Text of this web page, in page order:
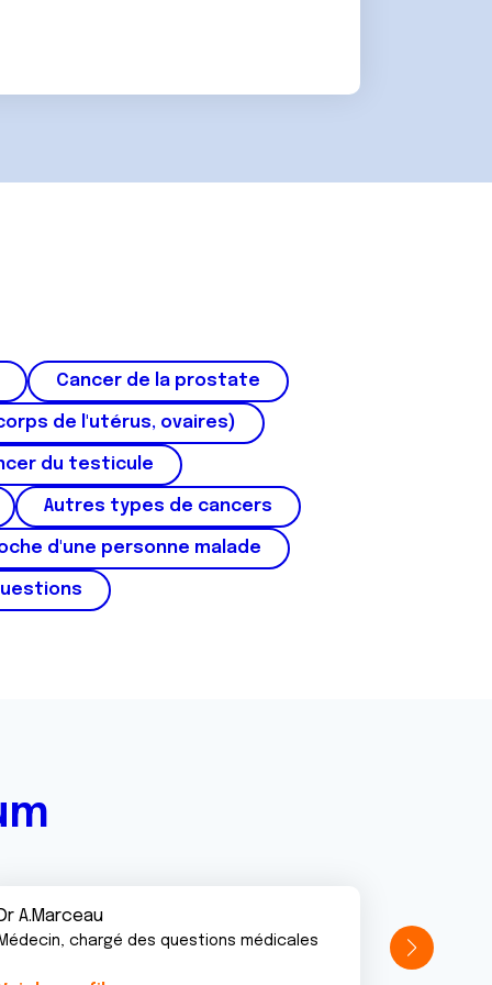
Cancer de la prostate
de l'utérus, ovaires)
du testicule
Autres types de cancers
d'une personne malade
A.Marceau
chargé des questions médicales